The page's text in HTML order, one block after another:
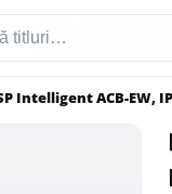
Intelligent ACB-EW,